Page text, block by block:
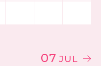
07 JUL